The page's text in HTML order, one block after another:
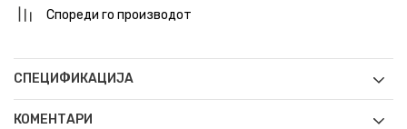
Спореди го производот
СПЕЦИФИКАЦИЈА
КОМЕНТАРИ